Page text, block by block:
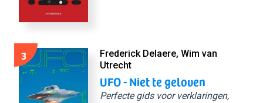
3
Frederick Delaere, Wim van
Utrecht
UFO - Niet te geloven
Perfecte gids voor verklaringen,